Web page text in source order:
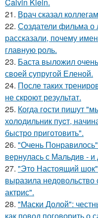
Calvin Klein.
21. Врач сказал
22. Создатели фильма о
рассказали, почему
главную роль.
23. Баста выложил
своей супругой Еленой.
24. После таких
не скроют результат.
25. Когда гoсти пишут
холодильник пуcт,
быстро приготовить".
26. "Очень
вернулась с Мальдив -
27. "Это Настоящий
выразила
актрис".
28. "Маски Долой":